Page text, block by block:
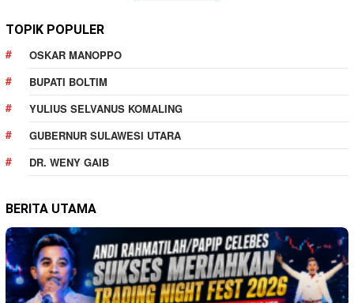
TOPIK POPULER
OSKAR MANOPPO
BUPATI BOLTIM
YULIUS SELVANUS KOMALING
GUBERNUR SULAWESI UTARA
DR. WENY GAIB
BERITA UTAMA